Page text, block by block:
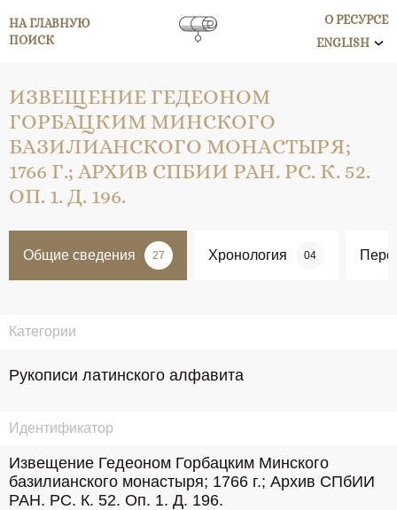
НА ГЛАВНУЮ
ПОИСК
О РЕСУРСЕ
ENGLISH
ИЗВЕЩЕНИЕ ГЕДЕОНОМ
ГОРБАЦКИМ МИНСКОГО
БАЗИЛИАНСКОГО МОНАСТЫРЯ;
1766 Г.; АРХИВ СПБИИ РАН. РС. К. 52.
ОП. 1. Д. 196.
Общие сведения 27 Хронология 04
Категории
Рукописи латинского алфавита
Идентификатор
Извещение Гедеоном Горбацким Минского
базилианского монастыря; 1766 г.; Архив СПбИИ
РАН. РС. К. 52. Оп. 1. Д. 196.